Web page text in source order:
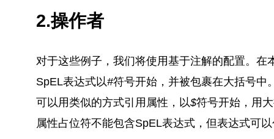
2.操作者
对于这些例子，我们将使用基于注解的配置。
SpEL表达式以#符号开始，并被包裹在大括号中
可以用类似的方式引用属性，以$符号开始，用
属性占位符不能包含SpEL表达式，但表达式可